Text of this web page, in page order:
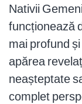
Nativii
funcționează
mai profund
apărea
neașteptate
complet